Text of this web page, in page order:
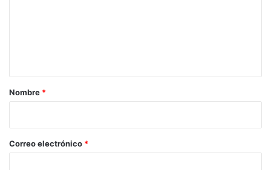
r
*
Nombre *
Correo electrónico *